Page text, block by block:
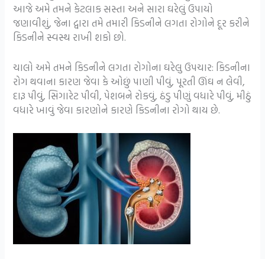
આજે અમે તમને કેટલાક સસ્તા અને સારા ઘરેલું ઉપાયો
જણાવીશું, જેના દ્વારા તમે તમારી કિડનીને લગતા રોગોને દૂર કરીને
કિડનીને સ્વસ્થ રાખી શકો છો.
ચાલો અમે તમને કિડનીને લગતા રોગોના ઘરેલુ ઉપચાર: કિડનીના
રોગ થવાના કારણ જેવા કે ઓછું પાણી પીવું, પૂરતી ઊંઘ ન લેવી,
દારૂ પીવું, સિગારેટ પીવી, પેશબને રોકવું, ઠંડુ પીણું વધારે પીવું, મીઠું
વધારે ખાવું જેવા કારણોને કારણે કિડનીના રોગો થાય છે.